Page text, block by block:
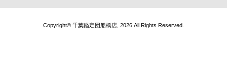
Copyright© 千葉鑑定団船橋店, 2026 All Rights Reserved.